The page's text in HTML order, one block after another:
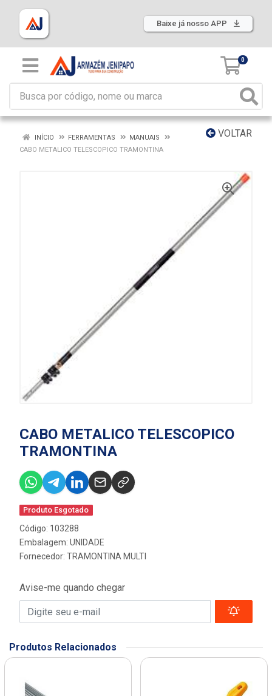
Baixe já nosso APP
0
VOLTAR
INÍCIO FERRAMENTAS
MANUAIS
CABO METALICO TELESCOPICO TRAMONTINA
CABO METALICO TELESCOPICO
TRAMONTINA
Produto Esgotado
Código: 103288
Embalagem: UNIDADE
Fornecedor: TRAMONTINA MULTI
Avise-me quando chegar
Produtos Relacionados